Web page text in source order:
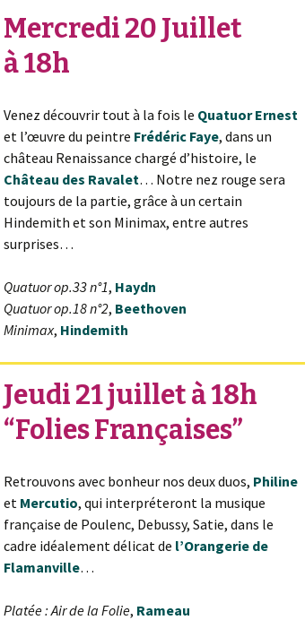
Mercredi 20 Juillet
à 18h
Venez découvrir tout à la fois le Quatuor Ernest
et l’œuvre du peintre Frédéric Faye, dans un
château Renaissance chargé d’histoire, le
Château des Ravalet… Notre nez rouge sera
toujours de la partie, grâce à un certain
Hindemith et son Minimax, entre autres
surprises…
Quatuor op.33 n°1, Haydn
Quatuor op.18 n°2, Beethoven
Minimax, Hindemith
Jeudi 21 juillet à 18h
“Folies Françaises”
Retrouvons avec bonheur nos deux duos, Philine
et Mercutio, qui interpréteront la musique
française de Poulenc, Debussy, Satie, dans le
cadre idéalement délicat de l’Orangerie de
Flamanville…
Platée : Air de la Folie, Rameau